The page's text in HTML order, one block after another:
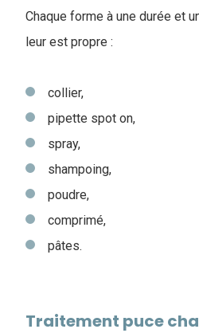
Chaque forme à une durée et
leur est propre :
collier,
pipette spot on,
spray,
shampoing,
poudre,
comprimé,
pâtes.
Traitement puce